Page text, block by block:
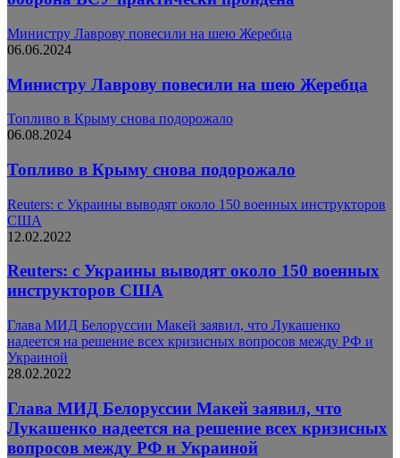
Министру Лаврову повесили на шею Жеребца
06.06.2024
Министру Лаврову повесили на шею Жеребца
Топливо в Крыму снова подорожало
06.08.2024
Топливо в Крыму снова подорожало
Reuters: с Украины выводят около 150 военных инструкторов
США
12.02.2022
Reuters: с Украины выводят около 150 военных
инструкторов США
Глава МИД Белоруссии Макей заявил, что Лукашенко
надеется на решение всех кризисных вопросов между РФ и
Украиной
28.02.2022
Глава МИД Белоруссии Макей заявил, что
Лукашенко надеется на решение всех кризисных
вопросов между РФ и Украиной